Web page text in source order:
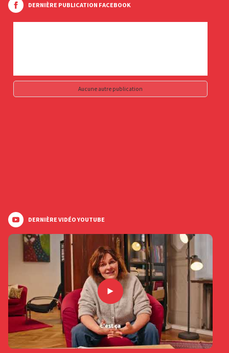
DERNIÈRE PUBLICATION FACEBOOK
Aucune autre publication
DERNIÈRE VIDÉO YOUTUBE